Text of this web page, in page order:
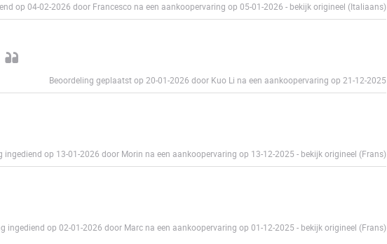
op 04-02-2026 door Francesco na een aankoopervaring op 05-01-2026 - bekijk origineel (Italiaans)
Beoordeling geplaatst op 20-01-2026 door Kuo Li na een aankoopervaring op 21-12-2025
ingediend op 13-01-2026 door Morin na een aankoopervaring op 13-12-2025 - bekijk origineel (Frans)
ingediend op 02-01-2026 door Marc na een aankoopervaring op 01-12-2025 - bekijk origineel (Frans)